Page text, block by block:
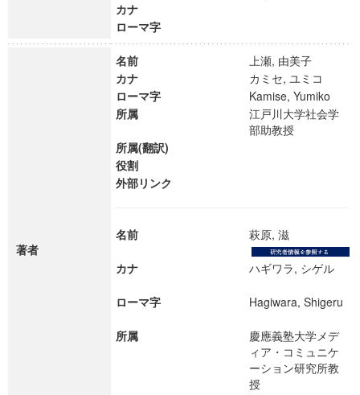
カナ
ローマ字
著者
名前
上瀬, 由美子
カナ
カミセ, ユミコ
ローマ字
Kamise, Yumiko
所属
江戸川大学社会学
部助教授
所属(翻訳)
役割
外部リンク
名前 萩原, 滋
カナ ハギワラ, シゲル
ローマ字 Hagiwara, Shigeru
所属
慶應義塾大学メデ
ィア・コミュニケ
ーション研究所教
授